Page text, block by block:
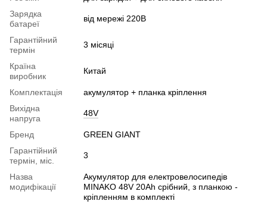
Зарядка
батареї
від мережі 220В
Гарантійний
термін
3 місяці
Країна
виробник
Китай
Комплектація
акумулятор + планка кріплення
Вихідна
напруга
48V
Бренд
GREEN GIANT
Гарантійний
термін, міс.
3
Назва
модифікації
Акумулятор для електровелосипедів
MINAKO 48V 20Ah срібний, з планкою -
кріпленням в комплекті